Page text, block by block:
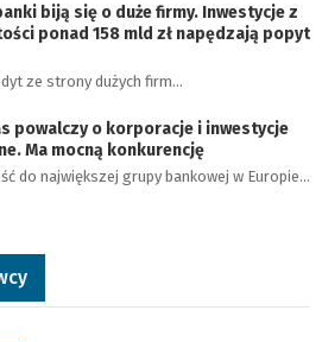
biją się o duże firmy. Inwestycje z
ponad 158 mld zł napędzają popyt
ze strony dużych firm…
powalczy o korporacje i inwestycje
Ma mocną konkurencję
do największej grupy bankowej w Europie…